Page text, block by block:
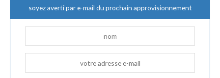
soyez averti par e-mail du prochain approvisionnement